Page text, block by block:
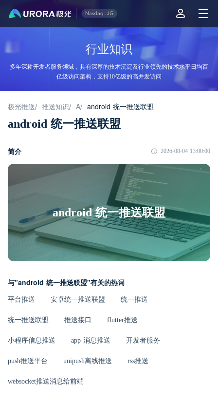
行业知识
多年深耕开发者服务领域，具有深厚的技术沉淀及行业领先的技术水平日均百
亿级访问架构，支持10亿级的高并发访问
极光推送/ 推送知识/ A/ android 统一推送联盟
android 统一推送联盟
简介 2026-08-04 13:00:00
android 统一推送联盟
与"android 统一推送联盟"有关的热词
平台推送 安卓统一推送联盟 统一推送
统一推送联盟 推送接口 flutter推送
小程序信息推送 app 消息推送 开发者服务
push推送平台 unipush离线推送 rss推送
websocket推送消息给前端